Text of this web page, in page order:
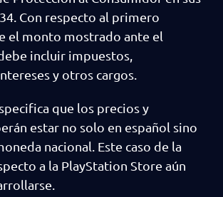
Con respecto al primero
el monto mostrado ante el
incluir impuestos,
y otros cargos.
que los precios y
estar no solo en español sino
nacional. Este caso de la
a la PlayStation Store aún